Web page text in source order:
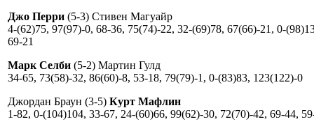
Джо Перри (5-3) Стивен Магуайр
4-(62)75, 97(97)-0, 68-36, 75(74)-22, 32-(69)78, 67(66)-21, 0-
69-21
Марк Селби (5-2) Мартин Гулд
34-65, 73(58)-32, 86(60)-8, 53-18, 79(79)-1, 0-(83)83, 123(122)-0
Джордан Браун (3-5) Курт Мафлин
1-82, 0-(104)104, 33-67, 24-(60)66, 99(62)-30, 72(70)-42, 69-44,